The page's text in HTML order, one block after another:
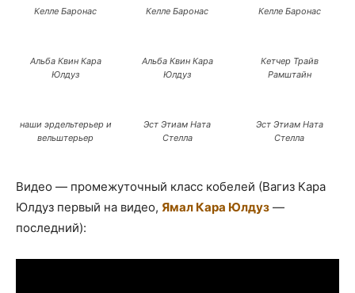
Келле Баронас Келле Баронас Келле Баронас
Альба Квин Кара
Юлдуз
Альба Квин Кара
Юлдуз
Кетчер Трайв
Рамштайн
наши эрдельтерьер и
вельштерьер
Эст Этиам Ната
Стелла
Эст Этиам Ната
Стелла
Видео — промежуточный класс кобелей (Вагиз Кара
Юлдуз первый на видео, Ямал Кара Юлдуз —
последний):